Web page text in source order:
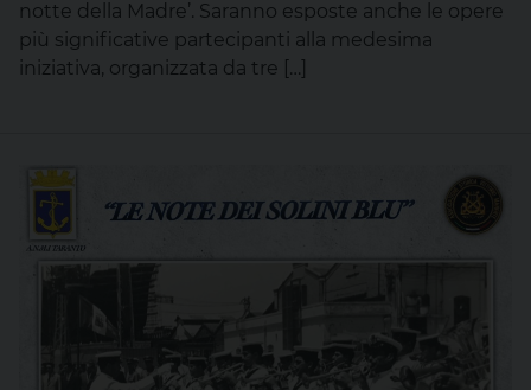
notte della Madre’. Saranno esposte anche le opere
più significative partecipanti alla medesima
iniziativa, organizzata da tre […]